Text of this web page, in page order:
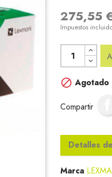
275,55 €
Impuestos
 Agotado
Compartir
Detalles
Marca